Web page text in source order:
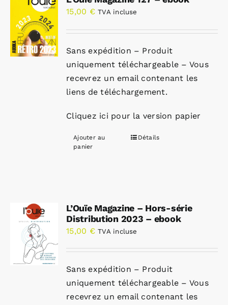
15,00 € TVA incluse
Sans expédition – Produit
uniquement téléchargeable – Vous
recevrez un email contenant les
liens de téléchargement.
Cliquez ici pour la version papier
Ajouter au
panier
Détails
L’Ouïe Magazine – Hors-série
Distribution 2023 – ebook
15,00 € TVA incluse
Sans expédition – Produit
uniquement téléchargeable – Vous
recevrez un email contenant les